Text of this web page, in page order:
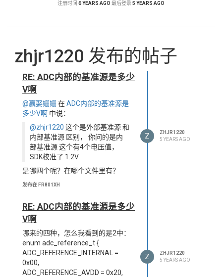
注册时间 6 YEARS AGO 最后登录5 YEARS AGO
zhjr1220 发布的帖子
RE: ADC内部的基准源是多少
V啊
@赢娶姗姗在ADC内部的基准源是
多少V啊 中说：
@zhjr1220 这个是外部基准源 和
内部基准源 区别， 你问的是内
部基准源 这个有4个电压值，
SDK校准了 1.2V
是哪四个呢？在哪个文件里有？
发布在 FR801XH
Z
ZHJR1220
5 YEARS AGO
RE: ADC内部的基准源是多少
V啊
哪来的四种，怎么我看到的是2中：
enum adc_reference_t {
ADC_REFERENCE_INTERNAL =
0x00,
ADC_REFERENCE_AVDD = 0x20,
Z
ZHJR1220
5 YEARS AGO